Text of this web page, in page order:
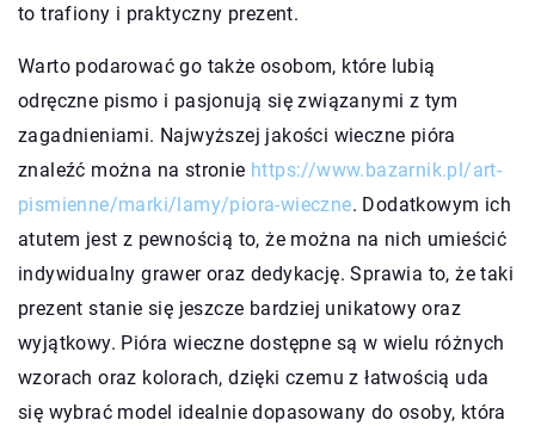
to trafiony i praktyczny prezent.
Warto podarować go także osobom, które lubią
odręczne pismo i pasjonują się związanymi z tym
zagadnieniami. Najwyższej jakości wieczne pióra
znaleźć można na stronie https://www.bazarnik.pl/art-
pismienne/marki/lamy/piora-wieczne. Dodatkowym ich
atutem jest z pewnością to, że można na nich umieścić
indywidualny grawer oraz dedykację. Sprawia to, że taki
prezent stanie się jeszcze bardziej unikatowy oraz
wyjątkowy. Pióra wieczne dostępne są w wielu różnych
wzorach oraz kolorach, dzięki czemu z łatwością uda
się wybrać model idealnie dopasowany do osoby, która